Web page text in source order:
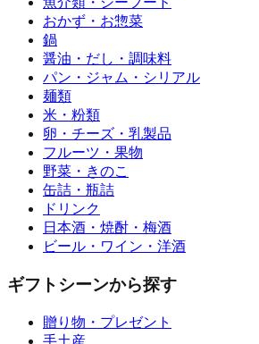
おかず・お惣菜
鍋
醤油・だし・調味料
パン・ジャム・シリアル
麺類
米・粉類
卵・チーズ・乳製品
フルーツ・果物
野菜・きのこ
缶詰・瓶詰
ドリンク
日本酒・焼酎・梅酒
ビール・ワイン・洋酒
ギフトシーンから探す
贈り物・プレゼント
手土産